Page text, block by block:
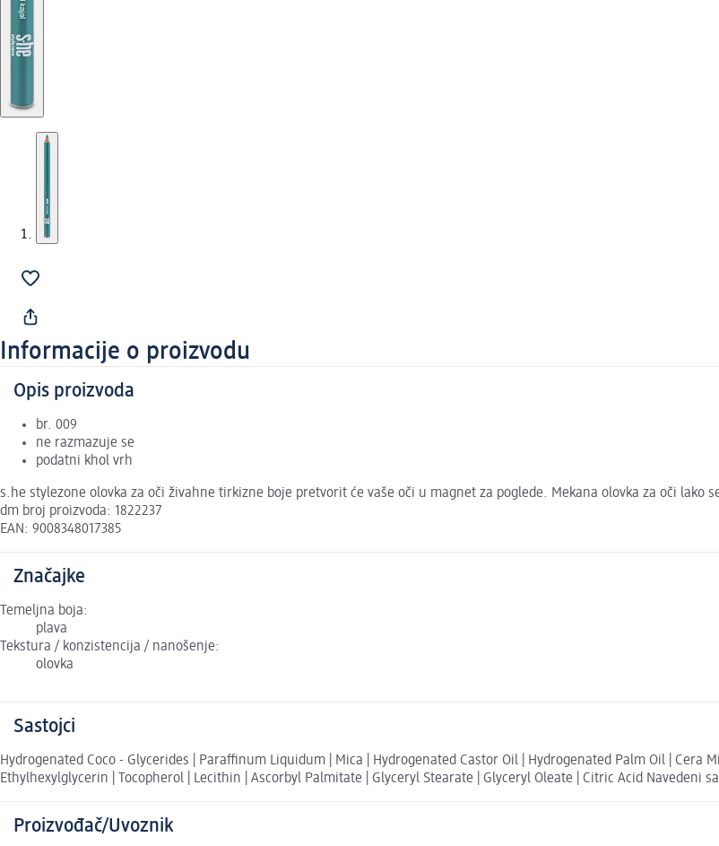
Informacije o proizvodu
Opis proizvoda
br. 009
ne razmazuje se
podatni khol vrh
s.he stylezone olovka za oči živahne tirkizne boje pretvorit će vaše oči u magnet za poglede. Mekana olovka za oči lako
dm broj proizvoda: 1822237
EAN: 9008348017385
Značajke
Temeljna boja:
plava
Tekstura / konzistencija / nanošenje:
olovka
Sastojci
Hydrogenated Coco - Glycerides | Paraffinum Liquidum | Mica | Hydrogenated Castor Oil | Hydrogenated Palm Oil | Cera
Ethylhexylglycerin | Tocopherol | Lecithin | Ascorbyl Palmitate | Glyceryl Stearate | Glyceryl Oleate | Citric Acid
Proizvođač/Uvoznik